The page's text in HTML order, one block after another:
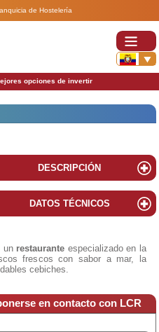
de Hostelería
opciones de invertir
DESCRIPCIÓN
DATOS TÉCNICOS
un restaurante especializado en la
frescos con sabor a mar, la
cebiches.
en contacto con LCR